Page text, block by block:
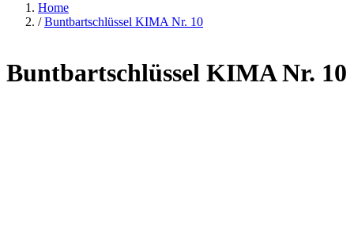
Home
/ Buntbartschlüssel KIMA Nr. 10
Buntbartschlüssel KIMA Nr. 10